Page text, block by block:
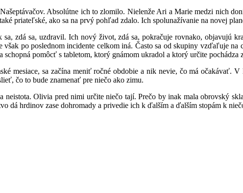
Absolútne ich to zlomilo. Nielenže Ari a Marie medzi nich
priateľské, ako sa na prvý pohľad zdalo. Ich spolunažívanie na novej
zdá sa, uzdravil. Ich nový život, zdá sa, pokračuje rovnako, objavujú
po poslednom incidente celkom iná. Často sa od skupiny vzďaľuje
pomôcť s tabletom, ktorý gnámom ukradol a ktorý určite pochádza
mesiace, sa začína meniť ročné obdobie a nik nevie, čo má očakávať.
čo to bude znamenať pre niečo ako zimu.
neistota. Olivia pred nimi určite niečo tají. Prečo by inak mala obrovský
dá hrdinov zase dohromady a privedie ich k ďalším a ďalším stopám k